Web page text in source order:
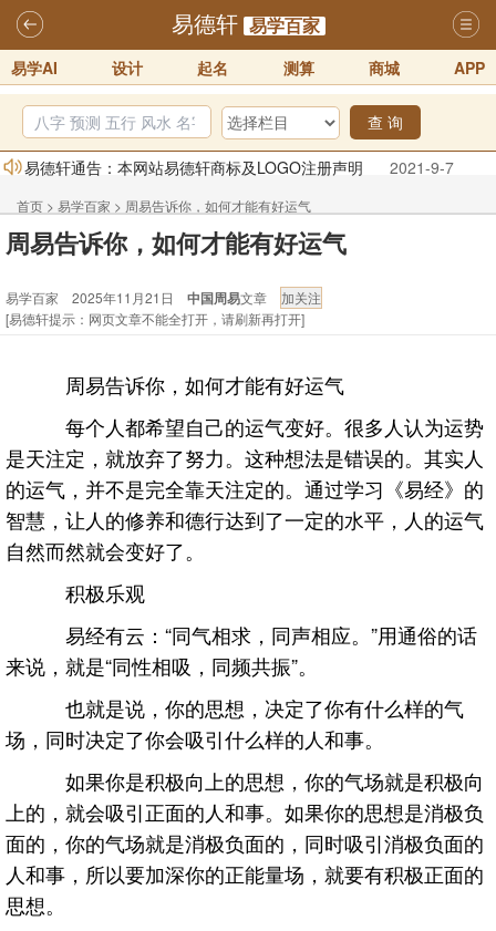
易德轩 易学百家
易学AI 设计 起名 测算 商城 APP
查 询
易德轩通告：本网站易德轩商标及LOGO注册声明
2021-9-7
易德轩易学ai，ai批八字紫微命理相学，ai智能体客服系统开通，欢迎
体验！！
2025-07-01
2025-07-01
2026年化太岁锦囊属马、鼠、牛、龙、兔、狗、鸡生肖化太岁开始预
2026丙午年铁笔居士精批年运说明
2025-10-12
易德轩首席风水大师铁笔居士简介！！
2021-9-2
首页 > 易学百家 > 周易告诉你，如何才能有好运气
周易告诉你，如何才能有好运气
易学百家 2025年11月21日 中国周易文章
[易德轩提示：网页文章不能全打开，请刷新再打开]
周易告诉你，如何才能有好运气
每个人都希望自己的运气变好。很多人认为运势
是天注定，就放弃了努力。这种想法是错误的。其实人
的运气，并不是完全靠天注定的。通过学习《易经》的
智慧，让人的修养和德行达到了一定的水平，人的运气
自然而然就会变好了。
积极乐观
易经有云：“同气相求，同声相应。”用通俗的话
来说，就是“同性相吸，同频共振”。
也就是说，你的思想，决定了你有什么样的气
场，同时决定了你会吸引什么样的人和事。
如果你是积极向上的思想，你的气场就是积极向
上的，就会吸引正面的人和事。如果你的思想是消极负
面的，你的气场就是消极负面的，同时吸引消极负面的
人和事，所以要加深你的正能量场，就要有积极正面的
思想。